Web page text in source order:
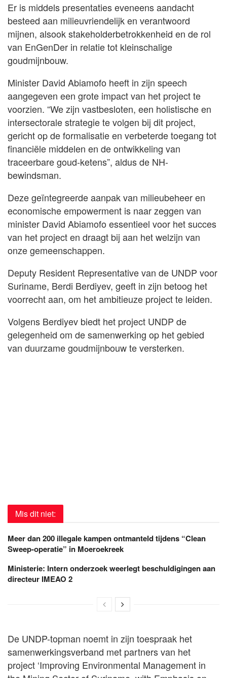
Er is middels presentaties eveneens aandacht
besteed aan milieuvriendelijk en verantwoord
mijnen, alsook stakeholderbetrokkenheid en de rol
van EnGenDer in relatie tot kleinschalige
goudmijnbouw.
Minister David Abiamofo heeft in zijn speech
aangegeven een grote impact van het project te
voorzien. “We zijn vastbesloten, een holistische en
intersectorale strategie te volgen bij dit project,
gericht op de formalisatie en verbeterde toegang tot
financiële middelen en de ontwikkeling van
traceerbare goud-ketens”, aldus de NH-
bewindsman.
Deze geïntegreerde aanpak van milieubeheer en
economische empowerment is naar zeggen van
minister David Abiamofo essentieel voor het succes
van het project en draagt bij aan het welzijn van
onze gemeenschappen.
Deputy Resident Representative van de UNDP voor
Suriname, Berdi Berdiyev, geeft in zijn betoog het
voorrecht aan, om het ambitieuze project te leiden.
Volgens Berdiyev biedt het project UNDP de
gelegenheid om de samenwerking op het gebied
van duurzame goudmijnbouw te versterken.
Mis dit niet:
Meer dan 200 illegale kampen ontmanteld tijdens “Clean
Sweep-operatie” in Moeroekreek
Ministerie: Intern onderzoek weerlegt beschuldigingen aan
directeur IMEAO 2
De UNDP-topman noemt in zijn toespraak het
samenwerkingsverband met partners van het
project ‘Improving Environmental Management in